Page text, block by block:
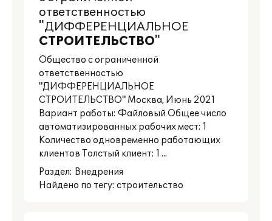
ответственностью
"ДИФФЕРЕНЦИАЛЬНОЕ
СТРОИТЕЛЬСТВО"
Общество с ограниченной
ответственностью
"ДИФФЕРЕНЦИАЛЬНОЕ
СТРОИТЕЛЬСТВО" Москва, Июнь 2021
Вариант работы: Файловый Общее число
автоматизированных рабочих мест: 1
Количество одновременно работающих
клиентов Толстый клиент: 1 ...
Раздел: Внедрения
Найдено по тегу: строительство